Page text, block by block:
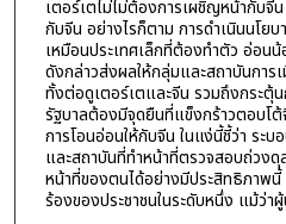
เตอร์เตไม่ไม่ต้องการเผชิญหน้ากับจี
กับจีน อย่างไรก็ตาม การดำเนินนโย
เหมือนประเทศเล็กที่ต้องทำตัว อ่อน
ดังกล่าวส่งผลให้กลุ่มและสถาบันการ
ทั้งต่อดูเตอร์เตและจีน รวมถึงกระตุ้
รัฐบาลต้องมีจุดยืนที่แข็งกร้าวตอบโ
การโอนอ่อนให้กับจีน ในแง่นี้ชี้ว่า ระ
และสถาบันที่ทำหน้าที่ตรวจสอบถ่วงดุ
หน้าที่ของตนได้อย่างมีประสิทธิภาพ
ร้องของประชาชนในระดับหนึ่ง แม้ว่